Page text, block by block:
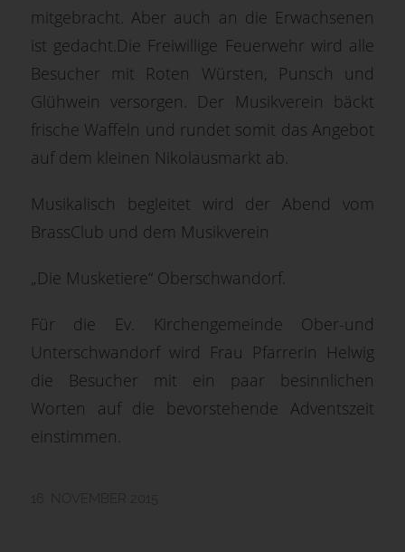
mitgebracht. Aber auch an die Erwachsenen
ist gedacht.Die Freiwillige Feuerwehr wird alle
Besucher mit Roten Würsten, Punsch und
Glühwein versorgen. Der Musikverein bäckt
frische Waffeln und rundet somit das Angebot
auf dem kleinen Nikolausmarkt ab.
Musikalisch begleitet wird der Abend vom
BrassClub und dem Musikverein
„Die Musketiere“ Oberschwandorf.
Für die Ev. Kirchengemeinde Ober-und
Unterschwandorf wird Frau Pfarrerin Helwig
die Besucher mit ein paar besinnlichen
Worten auf die bevorstehende Adventszeit
einstimmen.